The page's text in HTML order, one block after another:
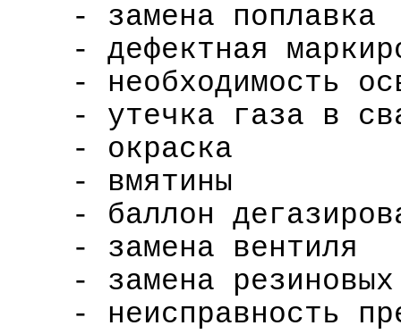
- замена поплавка
- дефектная
- необходимость
- утечка газа в
- окраска
- вмятины
- баллон
- замена вентиля
- замена
- неисправность